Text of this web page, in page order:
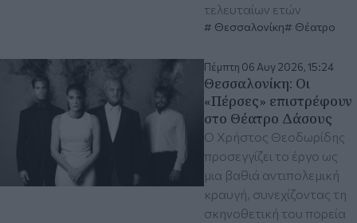
τελευταίων ετών
Θεσσαλονίκη Θέατρο
Πέμπτη 06 Αυγ 2026, 15:24
Θεσσαλονίκη: Οι
«Πέρσες» επιστρέφουν
στο Θέατρο Δάσους
Ο Χρήστος Θεοδωρίδης
προσεγγίζει το έργο ως
μια βαθιά αντιπολεμική
κραυγή, συνεχίζοντας τη
σκηνοθετική του πορεία